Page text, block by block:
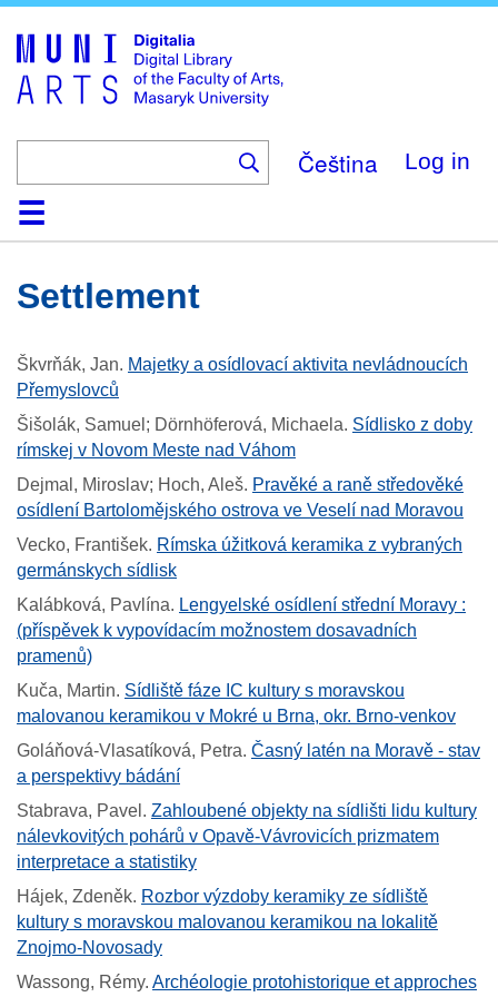
main
content
Čeština Log in
HomeCollections
Browse
Search
About
HelpContactDigitalia
Settlement
Škvrňák, Jan. Majetky a osídlovací aktivita nevládnoucích
Přemyslovců
Šišolák, Samuel; Dörnhöferová, Michaela. Sídlisko z doby
rímskej v Novom Meste nad Váhom
Dejmal, Miroslav; Hoch, Aleš. Pravěké a raně středověké
osídlení Bartolomějského ostrova ve Veselí nad Moravou
Vecko, František. Rímska úžitková keramika z vybraných
germánskych sídlisk
Kalábková, Pavlína. Lengyelské osídlení střední Moravy :
(příspěvek k vypovídacím možnostem dosavadních
pramenů)
Kuča, Martin. Sídliště fáze IC kultury s moravskou
malovanou keramikou v Mokré u Brna, okr. Brno-venkov
Goláňová-Vlasatíková, Petra. Časný latén na Moravě - stav
a perspektivy bádání
Stabrava, Pavel . Zahloubené objekty na sídlišti lidu kultury
nálevkovitých pohárů v Opavě-Vávrovicích prizmatem
interpretace a statistiky
Hájek, Zdeněk. Rozbor výzdoby keramiky ze sídliště
kultury s moravskou malovanou keramikou na lokalitě
Znojmo-Novosady
Wassong, Rémy. Archéologie protohistorique et approches